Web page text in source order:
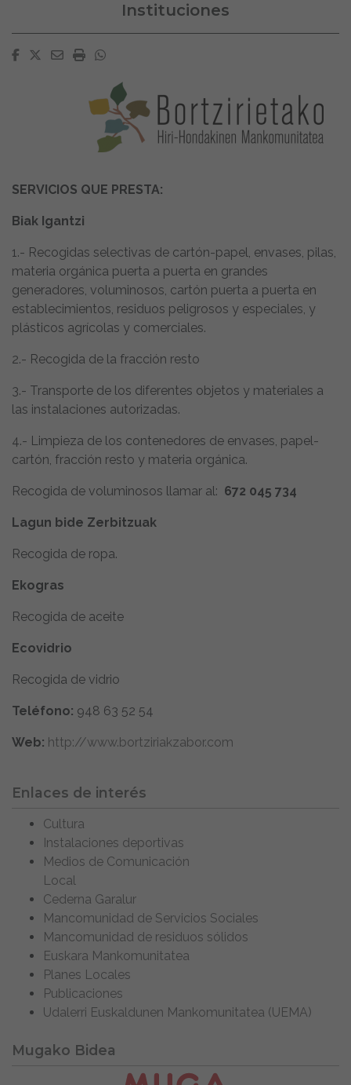
Instituciones
Facebook
Twitter
EmailImprimirWhatsapp
SERVICIOS QUE PRESTA:
Biak Igantzi
1.- Recogidas selectivas de cartón-papel, envases, pilas,
materia orgánica puerta a puerta en grandes
generadores, voluminosos, cartón puerta a puerta en
establecimientos, residuos peligrosos y especiales, y
plásticos agrícolas y comerciales.
2.- Recogida de la fracción resto
3.- Transporte de los diferentes objetos y materiales a
las instalaciones autorizadas.
4.- Limpieza de los contenedores de envases, papel-
cartón, fracción resto y materia orgánica.
Recogida de voluminosos llamar al: 672 045 734
Lagun bide Zerbitzuak
Recogida de ropa.
Ekogras
Recogida de aceite
Ecovidrio
Recogida de vidrio
Teléfono: 948 63 52 54
Web: http://www.bortziriakzabor.com
Enlaces de interés
Cultura
Instalaciones deportivas
Medios de Comunicación
Local
Cederna Garalur
Mancomunidad de Servicios Sociales
Mancomunidad de residuos sólidos
Euskara Mankomunitatea
Planes Locales
Publicaciones
Udalerri Euskaldunen Mankomunitatea (UEMA)
Mugako Bidea